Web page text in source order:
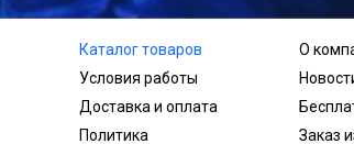
Каталог товаров
Условия работы
Доставка и оплата
Политика
О
Заказ